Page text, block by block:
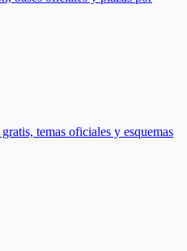
temas oficiales y esquemas